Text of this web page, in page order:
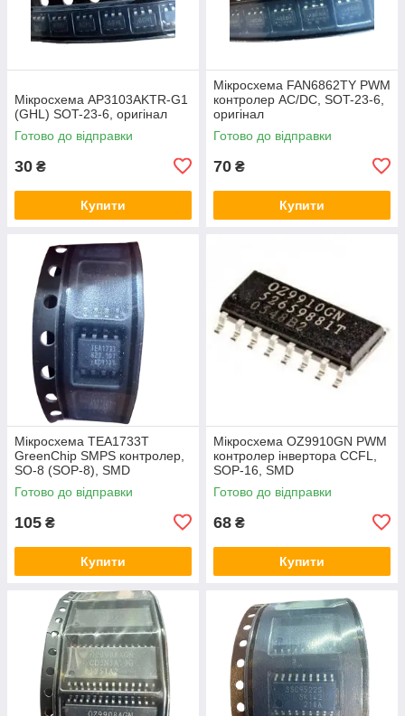
Мікросхема AP3103AKTR-G1
(GHL) SOT-23-6, оригінал
Готово до відправки
30 ₴
Купити
Мікросхема FAN6862TY PWM
контролер AC/DC, SOT-23-6,
оригінал
Готово до відправки
70 ₴
Купити
Мікросхема TEA1733T
GreenChip SMPS контролер,
SO-8 (SOP-8), SMD
Готово до відправки
105 ₴
Купити
Мікросхема OZ9910GN PWM
контролер інвертора CCFL,
SOP-16, SMD
Готово до відправки
68 ₴
Купити